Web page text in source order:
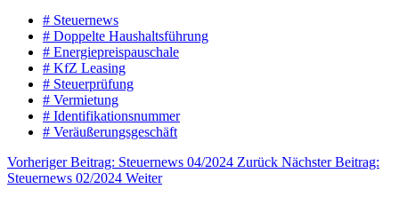
# Steuernews
# Doppelte Haushaltsführung
# Energiepreispauschale
# KfZ Leasing
# Steuerprüfung
# Vermietung
# Identifikationsnummer
# Veräußerungsgeschäft
Vorheriger Beitrag: Steuernews 04/2024 Zurück Nächster Beitrag:
Steuernews 02/2024 Weiter